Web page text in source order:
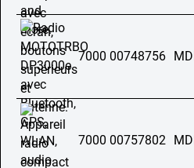
7000 00748756
7000 00757802